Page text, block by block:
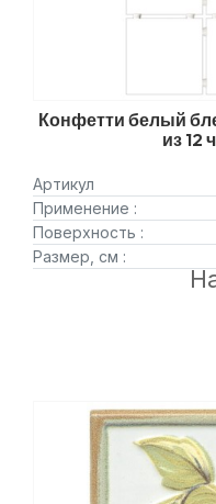
Конфетти белый
из 12
Артикул
Применение :
Поверхность :
Размер, см :